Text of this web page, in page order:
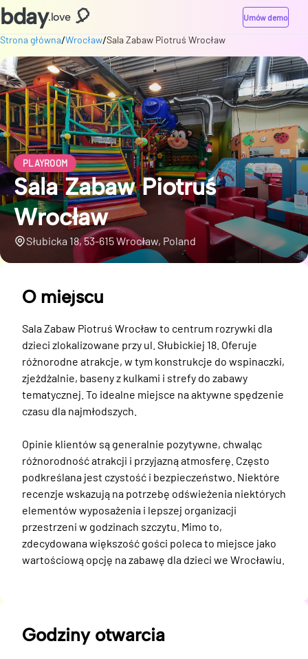
bday.love 🎈 Umów demo
Strona główna/Wrocław/Sala Zabaw Piotruś Wrocław
PLAYROOM
Sala Zabaw Piotruś
Wrocław
Słubicka 18, 53-615 Wrocław, Poland
O miejscu
Sala Zabaw Piotruś Wrocław to centrum rozrywki dla
dzieci zlokalizowane przy ul. Słubickiej 18. Oferuje
różnorodne atrakcje, w tym konstrukcje do wspinaczki,
zjeżdżalnie, baseny z kulkami i strefy do zabawy
tematycznej. To idealne miejsce na aktywne spędzenie
czasu dla najmłodszych.
Opinie klientów są generalnie pozytywne, chwaląc
różnorodność atrakcji i przyjazną atmosferę. Często
podkreślana jest czystość i bezpieczeństwo. Niektóre
recenzje wskazują na potrzebę odświeżenia niektórych
elementów wyposażenia i lepszej organizacji
przestrzeni w godzinach szczytu. Mimo to,
zdecydowana większość gości poleca to miejsce jako
wartościową opcję na zabawę dla dzieci we Wrocławiu.
Godziny otwarcia